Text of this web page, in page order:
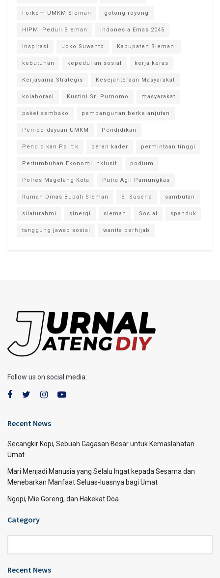
Forkom UMKM Sleman gotong royong
HIPMI Peduli Sleman Indonesia Emas 2045
inspirasi Joko Suwanto Kabupaten Sleman.
kebutuhan kepedulian sosial kerja keras
Kerjasama Strategis Kesejahteraan Masyarakat
kolaborasi Kustini Sri Purnomo masyarakat
paket sembako pembangunan berkelanjutan
Pemberdayaan UMKM Pendidikan
Pendidikan Politik peran kader permintaan tinggi
Pertumbuhan Ekonomi Inklusif podium
Polres Magelang Kota Putra Agil Pamungkas
Rumah Dinas Bupati Sleman S. Suseno sambutan
silaturahmi sinergi sleman Sosial spanduk
tanggung jawab sosial wanita berhijab
Follow us on social media:
Recent News
Secangkir Kopi, Sebuah Gagasan Besar untuk Kemaslahatan
Umat
Mari Menjadi Manusia yang Selalu Ingat kepada Sesama dan
Menebarkan Manfaat Seluas-luasnya bagi Umat
Ngopi, Mie Goreng, dan Hakekat Doa
Category
Recent News